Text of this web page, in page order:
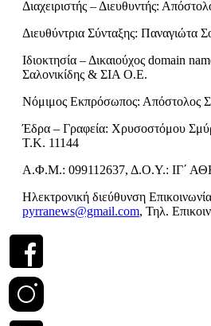
Διαχειριστής – Διευθυντής:
Διευθύντρια Σύνταξης: Παναγιώτα
Ιδιοκτησία – Δικαιούχος domain
Σαλονικίδης & ΣΙΑ Ο.Ε.
Νόμιμος Εκπρόσωπος: Απόστολος
Έδρα – Γραφεία: Χρυσοστόμου
Τ.Κ. 11144
Α.Φ.Μ.: 099112637, Δ.Ο.Υ.: ΙΓ΄
Ηλεκτρονική διεύθυνση
pyrranews@gmail.com, Τηλ.